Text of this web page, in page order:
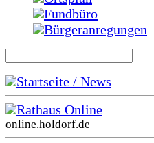
Fundbüro
Bürgeranregungen
Startseite / News
Rathaus Online
online.holdorf.de